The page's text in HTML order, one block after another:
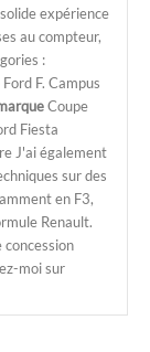
expérience
au compteur,
:
F. Campus
Coupe
Fiesta
J'ai également
sur des
en F3,
Renault.
moi sur